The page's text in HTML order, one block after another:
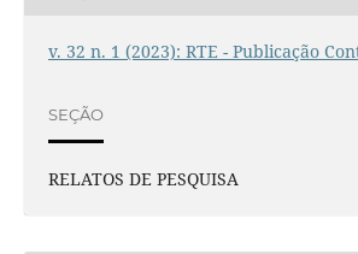
v. 32 n. 1 (2023): RTE - Publicação
SEÇÃO
RELATOS DE PESQUISA